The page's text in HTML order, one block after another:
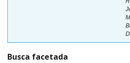
Busca facetada